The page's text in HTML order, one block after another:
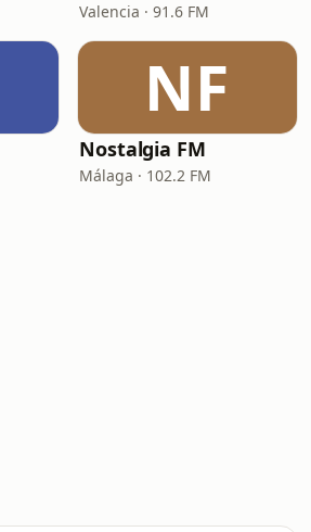
Valencia · 91.6 FM
NF
Nostalgia FM
Málaga · 102.2 FM